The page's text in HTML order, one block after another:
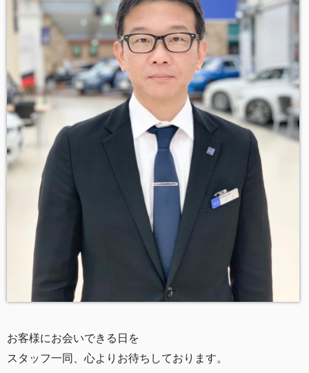
お客様にお会いできる日を
スタッフ一同、心よりお待ちしております。